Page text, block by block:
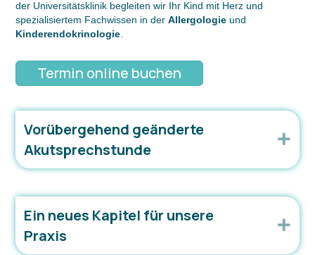
der Universitätsklinik begleiten wir Ihr Kind mit Herz und
spezialisiertem Fachwissen in derAllergologie und
Kinderendokrinologie
Termin online buchen
Vorübergehend geänderte
Akutsprechstunde
Ein neues Kapitel für unsere
Praxis